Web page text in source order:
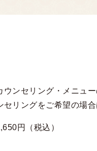
ンセリング・メニュー
セリングをご希望の場合
円（税込）